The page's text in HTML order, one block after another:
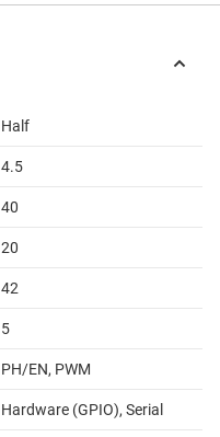
Half
4.5
40
20
42
5
PH/EN, PWM
Hardware (GPIO), Serial